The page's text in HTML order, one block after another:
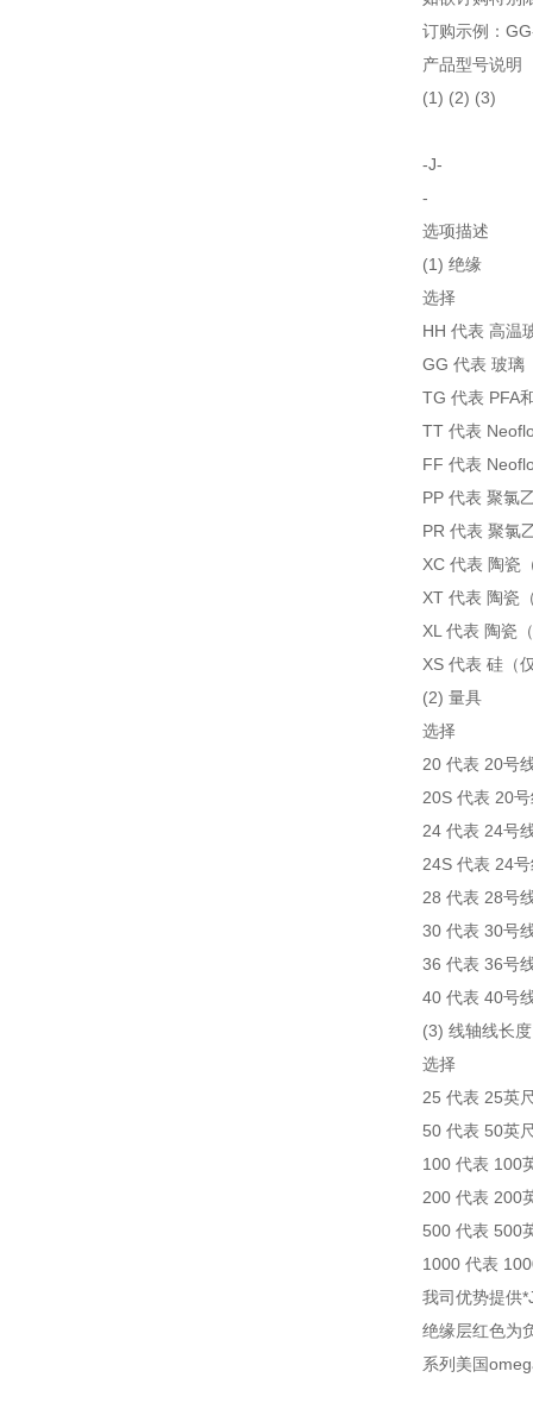
订购示例：
产品型号说明
(1) (2) (3)
-J-
-
选项描述
(1) 绝缘
选择
HH 代表 高温
GG 代表 玻璃
TG 代表 PFA
TT 代表
FF 代表
PP 代表 聚氯
PR 代表 聚氯
XC 代表 陶瓷
XT 代表 陶瓷
XL 代表 陶瓷
XS 代表 硅（
(2) 量具
选择
20 代表 20号
20S 代表 20
24 代表 24号
24S 代表 24
28 代表 28号
30 代表 30号
36 代表 36号
40 代表 40号
(3) 线轴线长度
选择
25 代表 25英
50 代表 50英
100 代表 100
200 代表 200
500 代表 500
1000 代表
我司优势提供
绝缘层红色为
系列美国